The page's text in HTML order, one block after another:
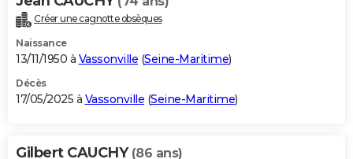
Créer une cagnotte obsèques
Naissance
13/11/1950 à Vassonville (Seine-Maritime)
Décès
17/05/2025 à Vassonville (Seine-Maritime)
Gilbert CAUCHY (86 ans)